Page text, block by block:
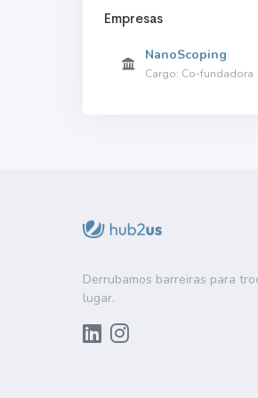
Empresas
NanoScoping
Cargo: Co-fundadora
Derrubamos barreiras para
lugar.